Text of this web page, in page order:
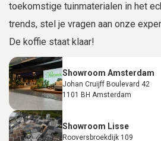
toekomstige tuinmaterialen in het
trends, stel je vragen aan onze
De koffie staat klaar!
Showroom Amsterdam
Johan Cruijff Boulevard 42
1101 BH Amsterdam
Showroom Lisse
Rooversbroekdijk 109